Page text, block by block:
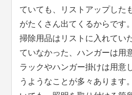
ていても、リストアップした
がたくさん出てくるからです
掃除用品はリストに入れてい
ていなかった、ハンガーは用
ラックやハンガー掛けは用意
うようなことが多々あります